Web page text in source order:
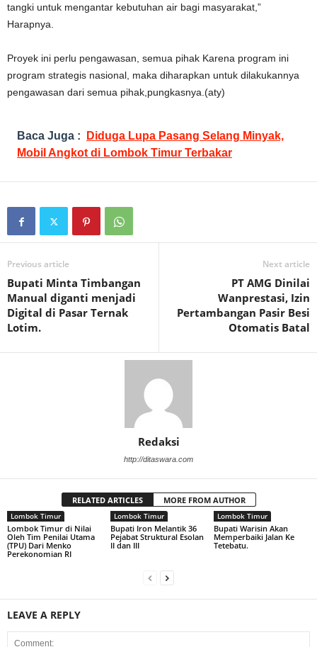
tangki untuk mengantar kebutuhan air bagi masyarakat,”
Harapnya.
Proyek ini perlu pengawasan, semua pihak Karena program ini
program strategis nasional, maka diharapkan untuk dilakukannya
pengawasan dari semua pihak,pungkasnya.(aty)
Baca Juga :
Diduga Lupa Pasang Selang Minyak,
Mobil Angkot di Lombok Timur Terbakar
Previous article
Bupati Minta Timbangan
Manual diganti menjadi
Digital di Pasar Ternak
Lotim.
Next article
PT AMG Dinilai
Wanprestasi, Izin
Pertambangan Pasir Besi
Otomatis Batal
Redaksi
http://ditaswara.com
RELATED ARTICLES MORE FROM AUTHOR
Lombok Timur
Lombok Timur di Nilai
Oleh Tim Penilai Utama
(TPU) Dari Menko
Perekonomian RI
Lombok Timur
Bupati Iron Melantik 36
Pejabat Struktural Esolan
II dan III
Lombok Timur
Bupati Warisin Akan
Memperbaiki Jalan Ke
Tetebatu.
LEAVE A REPLY